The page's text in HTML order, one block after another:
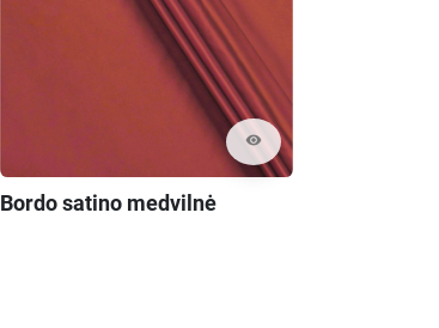
visibility
Bordo satino medvilnė